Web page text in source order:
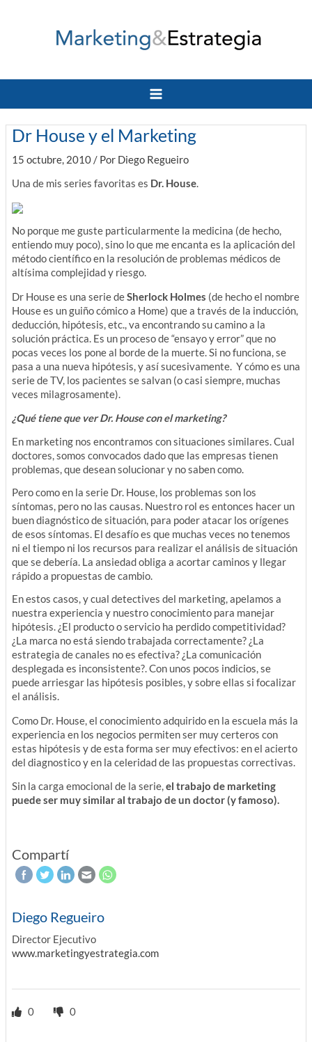
Main
Menu
Dr House y el Marketing
15 octubre, 2010/ Por Diego Regueiro
Una de mis series favoritas es Dr. House.
No porque me guste particularmente la medicina (de hecho,
entiendo muy poco), sino lo que me encanta es la aplicación del
método científico en la resolución de problemas médicos de
altísima complejidad y riesgo.
Dr House es una serie deSherlock Holmes (de hecho el nombre
House es un guiño cómico a Home) que a través de la inducción,
deducción, hipótesis, etc., va encontrando su camino a la
solución práctica. Es un proceso de “ensayo y error” que no
pocas veces los pone al borde de la muerte. Si no funciona, se
pasa a una nueva hipótesis, y así sucesivamente. Y cómo es una
serie de TV, los pacientes se salvan (o casi siempre, muchas
veces milagrosamente).
¿Qué tiene que ver Dr. House con el marketing?
En marketing nos encontramos con situaciones similares. Cual
doctores, somos convocados dado que las empresas tienen
problemas, que desean solucionar y no saben como.
Pero como en la serie Dr. House, los problemas son los
síntomas, pero no las causas. Nuestro rol es entonces hacer un
buen diagnóstico de situación, para poder atacar los orígenes
de esos síntomas. El desafío es que muchas veces no tenemos
ni el tiempo ni los recursos para realizar el análisis de situación
que se debería. La ansiedad obliga a acortar caminos y llegar
rápido a propuestas de cambio.
En estos casos, y cual detectives del marketing, apelamos a
nuestra experiencia y nuestro conocimiento para manejar
hipótesis. ¿El producto o servicio ha perdido competitividad?
¿La marca no está siendo trabajada correctamente? ¿La
estrategia de canales no es efectiva? ¿La comunicación
desplegada es inconsistente?. Con unos pocos indicios, se
puede arriesgar las hipótesis posibles, y sobre ellas si focalizar
el análisis.
Como Dr. House, el conocimiento adquirido en la escuela más la
experiencia en los negocios permiten ser muy certeros con
estas hipótesis y de esta forma ser muy efectivos: en el acierto
del diagnostico y en la celeridad de las propuestas correctivas.
Sin la carga emocional de la serie,el trabajo de marketing
puede ser muy similar al trabajo de un doctor (y famoso).
Compartí
Diego Regueiro
Director Ejecutivo
www.marketingyestrategia.com
0 0